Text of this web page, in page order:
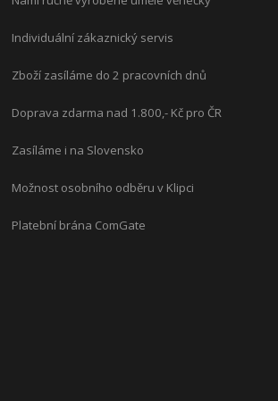
Individuální zákaznický servis
Zboží zasíláme do 2 pracovních dnů
Doprava zdarma nad 1.800,- Kč pro ČR
Zasíláme i na Slovensko
Možnost osobního odběru v Klipci
Platební brána ComGate